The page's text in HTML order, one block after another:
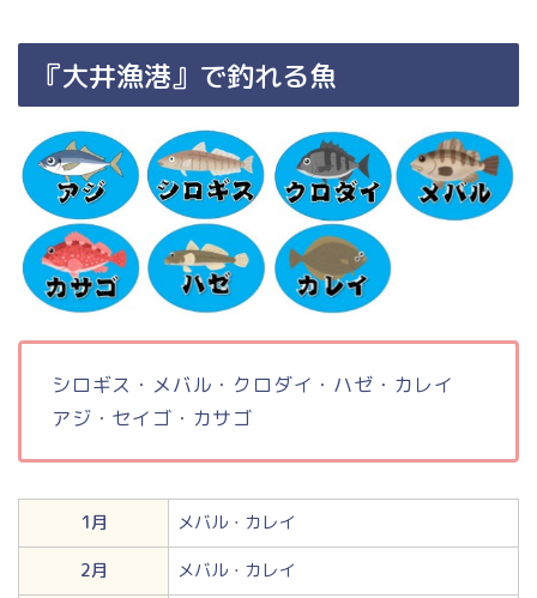
『大井漁港』で釣れる魚
シロギス・メバル・クロダイ・ハゼ・カレイ
アジ・セイゴ・カサゴ
1月
メバル・カレイ
2月
メバル・カレイ